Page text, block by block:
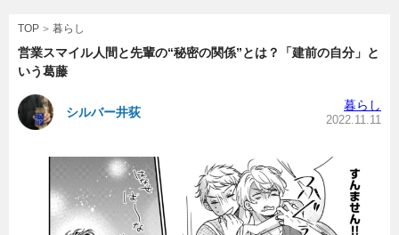
専門家インタビュー
副業 ニュース
TOP 暮らし
営業スマイル人間と先輩の“秘密の関係”とは？「建前の自分」と
いう葛藤
シルバー井荻 暮らし
2022.11.11